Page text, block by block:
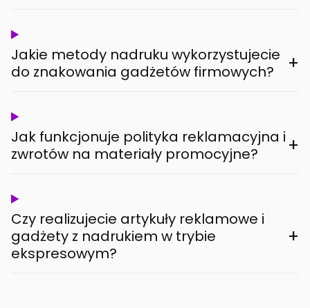
Jakie metody nadruku wykorzystujecie
do znakowania gadżetów firmowych?
+
Jak funkcjonuje polityka reklamacyjna i
zwrotów na materiały promocyjne?
+
Czy realizujecie artykuły reklamowe i
gadżety z nadrukiem w trybie
ekspresowym?
+